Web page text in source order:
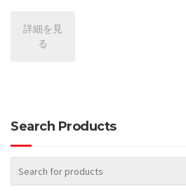
詳細を見
る
Search Products